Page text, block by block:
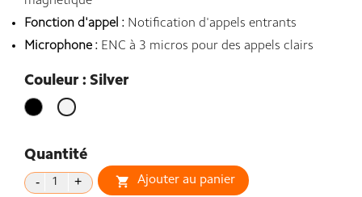
Fonction d'appel : Notification d'appels entrants
Microphone : ENC à 3 micros pour des appels clairs
Couleur : Silver
Noir Silver
Quantité
 Ajouter au panier